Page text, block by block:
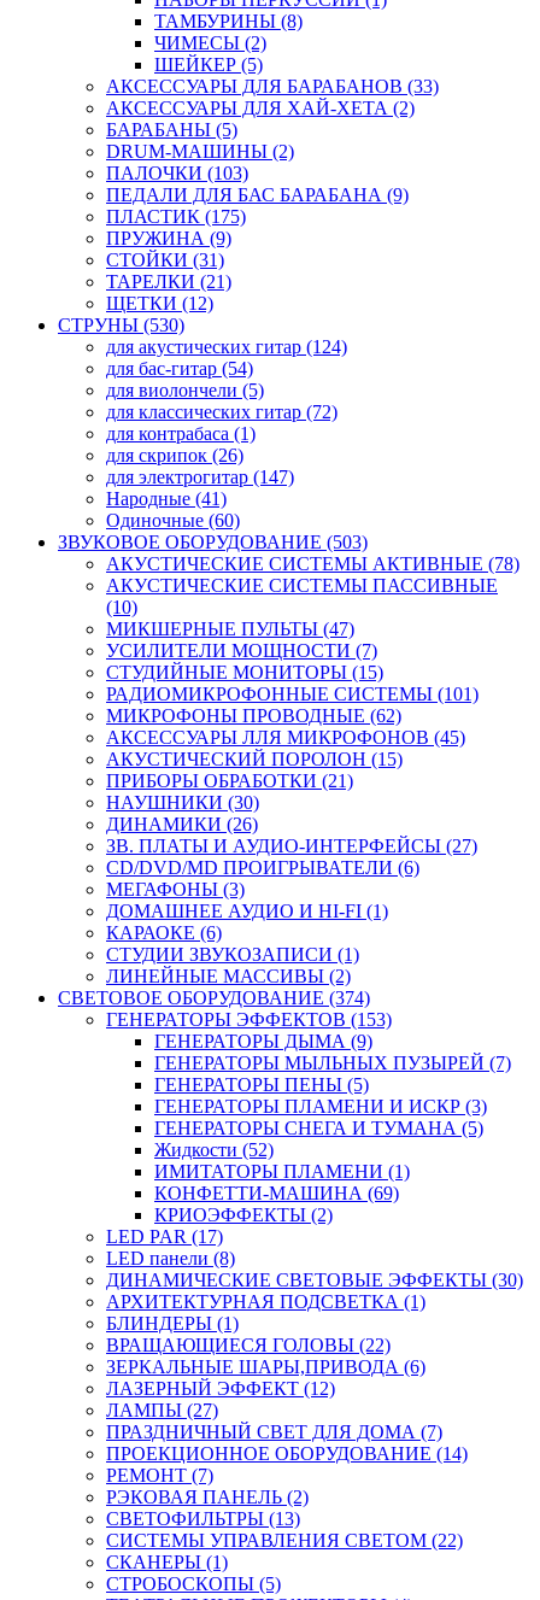
ТАМБУРИНЫ (8)
ЧИМЕСЫ (2)
ШЕЙКЕР (5)
АКСЕССУАРЫ ДЛЯ БАРАБАНОВ (33)
АКСЕССУАРЫ ДЛЯ ХАЙ-ХЕТА (2)
БАРАБАНЫ (5)
DRUM-МАШИНЫ (2)
ПАЛОЧКИ (103)
ПЕДАЛИ ДЛЯ БАС БАРАБАНА (9)
ПЛАСТИК (175)
ПРУЖИНА (9)
СТОЙКИ (31)
ТАРЕЛКИ (21)
ЩЕТКИ (12)
СТРУНЫ (530)
для акустических гитар (124)
для бас-гитар (54)
для виолончели (5)
для классических гитар (72)
для контрабаса (1)
для скрипок (26)
для электрогитар (147)
Народные (41)
Одиночные (60)
ЗВУКОВОЕ ОБОРУДОВАНИЕ (503)
АКУСТИЧЕСКИЕ СИСТЕМЫ АКТИВНЫЕ (78)
АКУСТИЧЕСКИЕ СИСТЕМЫ ПАССИВНЫЕ
(10)
МИКШЕРНЫЕ ПУЛЬТЫ (47)
УСИЛИТЕЛИ МОЩНОСТИ (7)
СТУДИЙНЫЕ МОНИТОРЫ (15)
РАДИОМИКРОФОННЫЕ СИСТЕМЫ (101)
МИКРОФОНЫ ПРОВОДНЫЕ (62)
АКСЕССУАРЫ ЛЛЯ МИКРОФОНОВ (45)
АКУСТИЧЕСКИЙ ПОРОЛОН (15)
ПРИБОРЫ ОБРАБОТКИ (21)
НАУШНИКИ (30)
ДИНАМИКИ (26)
ЗВ. ПЛАТЫ И АУДИО-ИНТЕРФЕЙСЫ (27)
CD/DVD/MD ПРОИГРЫВАТЕЛИ (6)
МЕГАФОНЫ (3)
ДОМАШНЕЕ АУДИО И HI-FI (1)
КАРАОКЕ (6)
СТУДИИ ЗВУКОЗАПИСИ (1)
ЛИНЕЙНЫЕ МАССИВЫ (2)
СВЕТОВОЕ ОБОРУДОВАНИЕ (374)
ГЕНЕРАТОРЫ ЭФФЕКТОВ (153)
ГЕНЕРАТОРЫ ДЫМА (9)
ГЕНЕРАТОРЫ МЫЛЬНЫХ ПУЗЫРЕЙ (7)
ГЕНЕРАТОРЫ ПЕНЫ (5)
ГЕНЕРАТОРЫ ПЛАМЕНИ И ИСКР (3)
ГЕНЕРАТОРЫ СНЕГА И ТУМАНА (5)
Жидкости (52)
ИМИТАТОРЫ ПЛАМЕНИ (1)
КОНФЕТТИ-МАШИНА (69)
КРИОЭФФЕКТЫ (2)
LED PAR (17)
LED панели (8)
ДИНАМИЧЕСКИЕ СВЕТОВЫЕ ЭФФЕКТЫ (30)
АРХИТЕКТУРНАЯ ПОДСВЕТКА (1)
БЛИНДЕРЫ (1)
ВРАЩАЮЩИЕСЯ ГОЛОВЫ (22)
ЗЕРКАЛЬНЫЕ ШАРЫ,ПРИВОДА (6)
ЛАЗЕРНЫЙ ЭФФЕКТ (12)
ЛАМПЫ (27)
ПРАЗДНИЧНЫЙ СВЕТ ДЛЯ ДОМА (7)
ПРОЕКЦИОННОЕ ОБОРУДОВАНИЕ (14)
РЕМОНТ (7)
РЭКОВАЯ ПАНЕЛЬ (2)
СВЕТОФИЛЬТРЫ (13)
СИСТЕМЫ УПРАВЛЕНИЯ СВЕТОМ (22)
СКАНЕРЫ (1)
СТРОБОСКОПЫ (5)